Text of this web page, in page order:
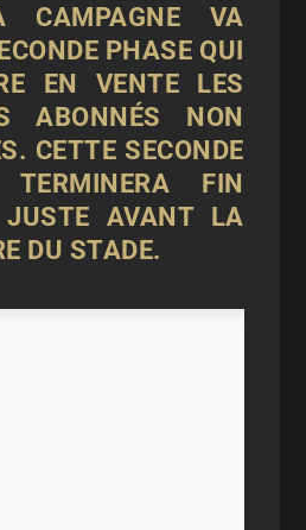
CAMPAGNE VA
PHASE QUI
EN VENTE LES
ABONNÉS NON
CETTE SECONDE
FIN
JUSTE AVANT LA
DU STADE.